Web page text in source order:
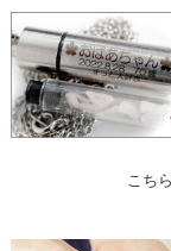
こち